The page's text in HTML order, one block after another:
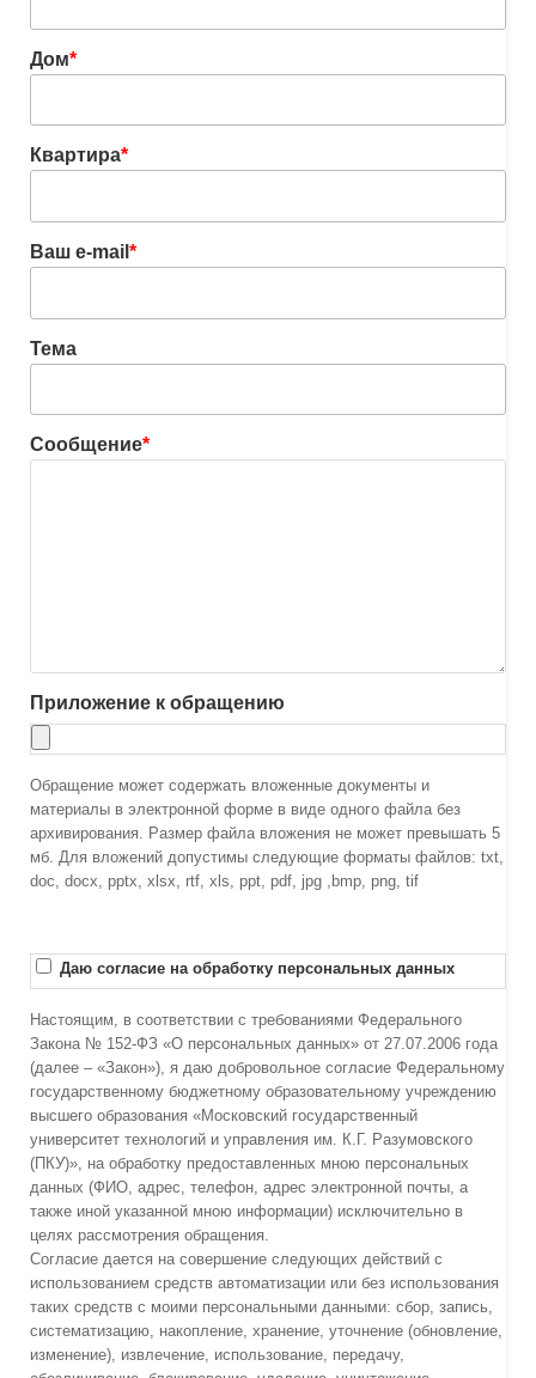
Дом*
Квартира*
Ваш e-mail *
Тема
Сообщение*
Приложение к обращению
Обращение может содержать вложенные документы и
материалы в электронной форме в виде одного файла без
архивирования. Размер файла вложения не может превышать 5
мб. Для вложений допустимы следующие форматы файлов: txt,
doc, docx, pptx, xlsx, rtf, xls, ppt, pdf, jpg ,bmp, png, tif
Даю согласие на обработку персональных данных
Настоящим, в соответствии с требованиями Федерального
Закона № 152-ФЗ «О персональных данных» от 27.07.2006 года
(далее – «Закон»), я даю добровольное согласие Федеральному
государственному бюджетному образовательному учреждению
высшего образования «Московский государственный
университет технологий и управления им. К.Г. Разумовского
(ПКУ)», на обработку предоставленных мною персональных
данных (ФИО, адрес, телефон, адрес электронной почты, а
также иной указанной мною информации) исключительно в
целях рассмотрения обращения.
Согласие дается на совершение следующих действий с
использованием средств автоматизации или без использования
таких средств с моими персональными данными: сбор, запись,
систематизацию, накопление, хранение, уточнение (обновление,
изменение), извлечение, использование, передачу,